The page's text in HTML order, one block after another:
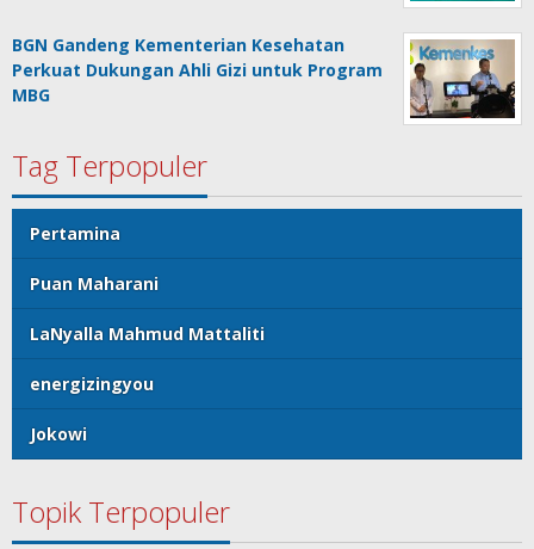
BGN Gandeng Kementerian Kesehatan
Perkuat Dukungan Ahli Gizi untuk Program
MBG
Tag Terpopuler
Pertamina
Puan Maharani
LaNyalla Mahmud Mattaliti
energizingyou
Jokowi
Topik Terpopuler